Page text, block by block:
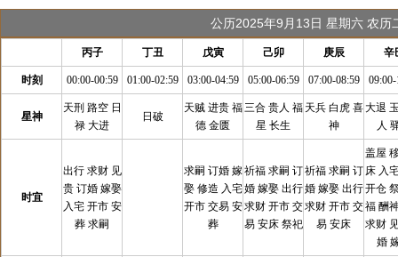
公历2025年9月13日 星期六 农历
丙子 丁丑 戊寅 己卯 庚辰 辛
时刻 00:00-00:59 01:00-02:59 03:00-04:59 05:00-06:59 07:00-08:59
星神
天刑 路空 日
禄 大进
日破
天贼 进贵 福
德 金匮
三合 贵人 福
星 长生
天兵 白虎 喜
神
大退
人
时宜
出行 求财 见
贵 订婚 嫁娶
入宅 开市 安
葬 求嗣
求嗣 订婚 嫁
娶 修造 入宅
开市 交易 安
葬
祈福 求嗣 订
婚 嫁娶 出行
求财 开市 交
易 安床 祭祀
祈福 求嗣 订
婚 嫁娶 出行
求财 开市 交
易 安床
盖屋
床 入
开仓
福 酬
求财
婚